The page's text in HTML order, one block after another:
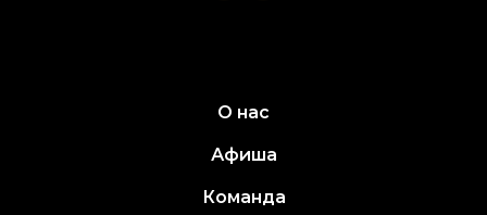
О нас
Афиша
Команда